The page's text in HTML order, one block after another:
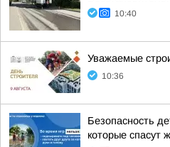
10:40
Уважаемые
10:36
Безопасность
которые спасут